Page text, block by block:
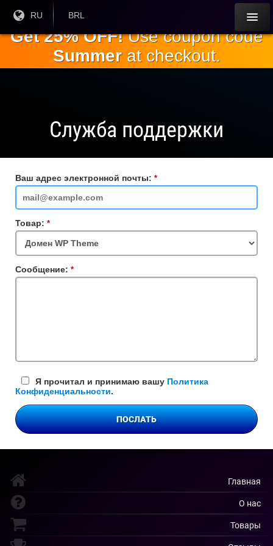
содержанию
Текущий
RU
Текущая
BRL
Get 25% OFF!Use coupon code
Summerat checkout.
Служба поддержки
Ваш адрес электронной почты:
поле
Товар:
поле
Сообщение:
поле
Я прочитал и принимаю вашу Политика
Конфиденциальности.
ПОСЛАТЬ
Главная
О нас
Товары